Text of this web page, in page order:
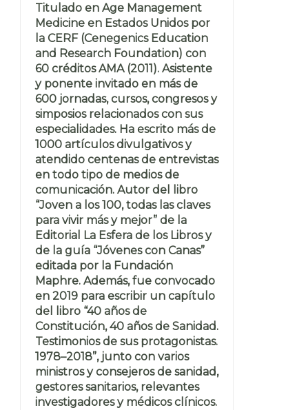
Titulado en Age Management
Medicine en Estados Unidos por
la CERF (Cenegenics Education
and Research Foundation) con
60 créditos AMA (2011). Asistente
y ponente invitado en más de
600 jornadas, cursos, congresos y
simposios relacionados con sus
especialidades. Ha escrito más de
1000 artículos divulgativos y
atendido centenas de entrevistas
en todo tipo de medios de
comunicación. Autor del libro
“Joven a los 100, todas las claves
para vivir más y mejor” de la
Editorial La Esfera de los Libros y
de la guía “Jóvenes con Canas”
editada por la Fundación
Maphre. Además, fue convocado
en 2019 para escribir un capítulo
del libro “40 años de
Constitución, 40 años de Sanidad.
Testimonios de sus protagonistas.
1978–2018”, junto con varios
ministros y consejeros de sanidad,
gestores sanitarios, relevantes
investigadores y médicos clínicos.